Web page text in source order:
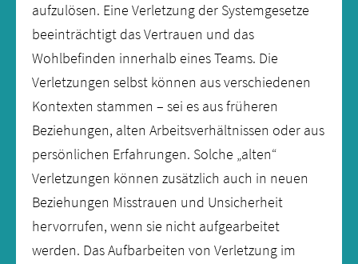
aufzulösen. Eine Verletzung der Systemgesetze
beeinträchtigt das Vertrauen und das
Wohlbefinden innerhalb eines Teams. Die
Verletzungen selbst können aus verschiedenen
Kontexten stammen – sei es aus früheren
Beziehungen, alten Arbeitsverhältnissen oder aus
persönlichen Erfahrungen. Solche „alten“
Verletzungen können zusätzlich auch in neuen
Beziehungen Misstrauen und Unsicherheit
hervorrufen, wenn sie nicht aufgearbeitet
werden. Das Aufbarbeiten von Verletzung im